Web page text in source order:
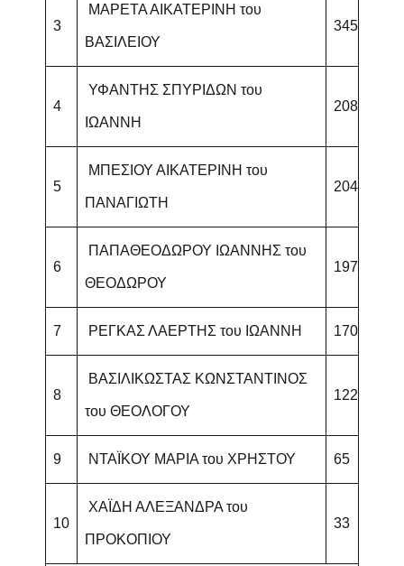
3
ΜΑΡΕΤΑ ΑΙΚΑΤΕΡΙΝΗ του
ΒΑΣΙΛΕΙΟΥ
345
4
ΥΦΑΝΤΗΣ ΣΠΥΡΙΔΩΝ του
ΙΩΑΝΝΗ
208
5
ΜΠΕΣΙΟΥ ΑΙΚΑΤΕΡΙΝΗ του
ΠΑΝΑΓΙΩΤΗ
204
6
ΠΑΠΑΘΕΟΔΩΡΟΥ ΙΩΑΝΝΗΣ του
ΘΕΟΔΩΡΟΥ
197
7 ΡΕΓΚΑΣ ΛΑΕΡΤΗΣ του ΙΩΑΝΝΗ 170
8
ΒΑΣΙΛΙΚΩΣΤΑΣ ΚΩΝΣΤΑΝΤΙΝΟΣ
του ΘΕΟΛΟΓΟΥ
122
9 ΝΤΑΪΚΟΥ ΜΑΡΙΑ του ΧΡΗΣΤΟΥ 65
10
ΧΑΪΔΗ ΑΛΕΞΑΝΔΡΑ του
ΠΡΟΚΟΠΙΟΥ
33